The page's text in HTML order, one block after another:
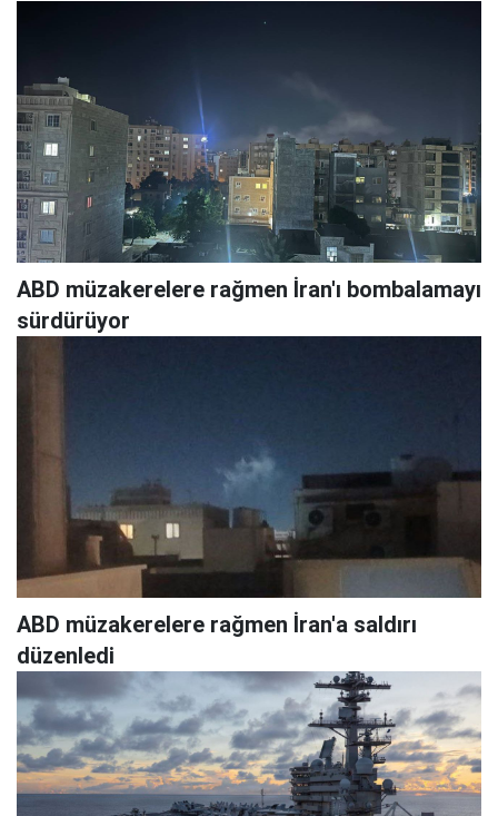
ABD müzakerelere rağmen İran'ı bombalamayı
sürdürüyor
ABD müzakerelere rağmen İran'a saldırı
düzenledi